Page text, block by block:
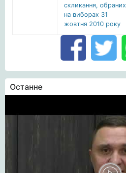
скликання, обраних
на виборах 31
жовтня 2010 року
Останне